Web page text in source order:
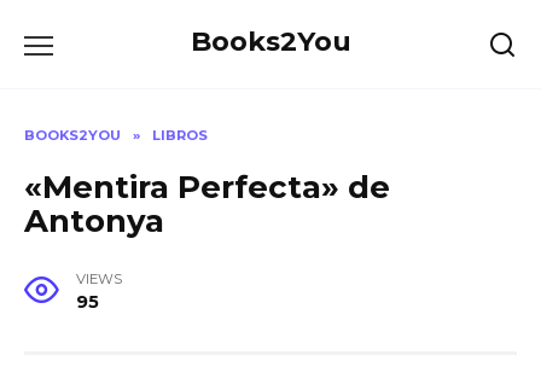
Books2You
BOOKS2YOU » LIBROS
«Mentira Perfecta» de
Antonya
VIEWS
95